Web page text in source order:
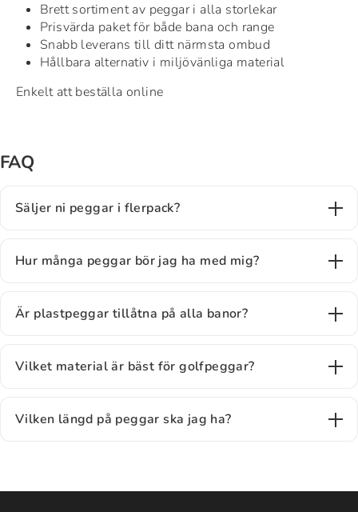
Brett sortiment av peggar i alla storlekar
Prisvärda paket för både bana och range
Snabb leverans till ditt närmsta ombud
Hållbara alternativ i miljövänliga material
Enkelt att beställa online
FAQ
Säljer ni peggar i flerpack?
Hur många peggar bör jag ha med mig?
Är plastpeggar tillåtna på alla banor?
Vilket material är bäst för golfpeggar?
Vilken längd på peggar ska jag ha?